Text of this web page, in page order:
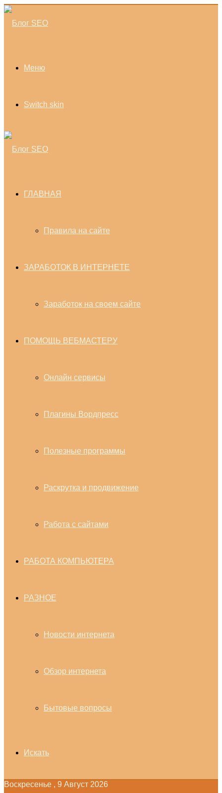
Меню
Switch skin
ГЛАВНАЯ
Правила на сайте
ЗАРАБОТОК В ИНТЕРНЕТЕ
Заработок на своем сайте
ПОМОЩЬ ВЕБМАСТЕРУ
Онлайн сервисы
Плагины Вордпресс
Полезные программы
Раскрутка и продвижение
Работа с сайтами
РАБОТА КОМПЬЮТЕРА
РАЗНОЕ
Новости интернета
Обзор интернета
Бытовые вопросы
Искать
Воскресенье , 9 Август 2026